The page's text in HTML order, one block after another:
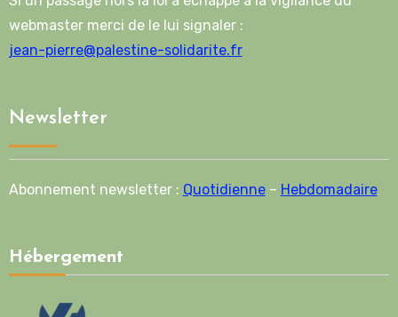
webmaster merci de le lui signaler :
jean-pierre@palestine-solidarite.fr
Newsletter
Abonnement newsletter : Quotidienne– Hebdomadaire
Hébergement